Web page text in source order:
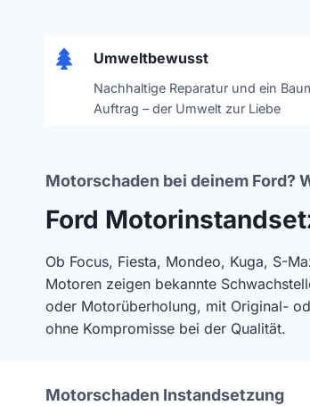
Umweltbewusst
Nachhaltige Reparatur und ein
Auftrag – der Umwelt zur Liebe
Motorschaden bei deinem Ford?
Ford
Ob Focus, Fiesta, Mondeo, Kuga, S-
Motoren zeigen bekannte
oder Motorüberholung, mit Original-
ohne Kompromisse bei der Qualität.
Motorschaden Instandsetzung